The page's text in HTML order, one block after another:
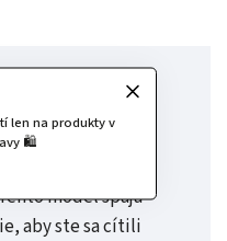
len na produkty v
🛍️ je dokonalou
na
model spája
aby ste sa cítili